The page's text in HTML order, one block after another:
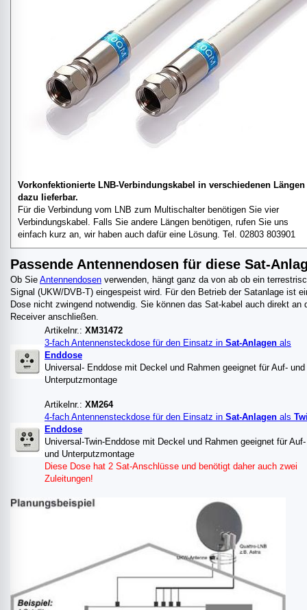
Vorkonfektionierte LNB-Verbindungskabel in verschiedenen Längen
dazu lieferbar.
Für die Verbindung vom LNB zum Multischalter benötigen Sie vier
Verbindungskabel. Falls Sie andere Längen benötigen, rufen Sie uns
einfach kurz an, wir haben auch dafür eine Lösung. Tel. 02803 803901
Passende Antennendosen für diese Sat-
Ob Sie Antennendosen verwenden, hängt ganz da von ab ob ein
Signal (UKW/DVB-T) eingespeist wird. Für den Betrieb der Satanlage ist
Dose nicht zwingend notwendig. Sie können das Sat-kabel auch direkt an
Receiver anschließen.
Artikelnr.: XM31472
3-fach Antennensteckdose für den Einsatz in Sat-Anlagen als
Enddose
Universal- Enddose mit Deckel und Rahmen geeignet für Auf- und
Unterputzmontage
Artikelnr.: XM264
4-fach Antennensteckdose für den Einsatz in Sat-Anlagen als
Enddose
Universal-Twin-Enddose mit Deckel und Rahmen geeignet für Auf-
und Unterputzmontage
Diese Dose hat 2 Sat-Anschlüsse und benötigt daher auch zwei
Zuleitungen!